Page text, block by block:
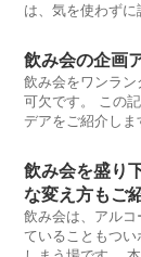
は、気を使わずに
飲み会の企画
飲み会をワンラ
可欠です。 この
デアをご紹介し
飲み会を盛り
な変え方もご
飲み会は、アル
ていることもつ